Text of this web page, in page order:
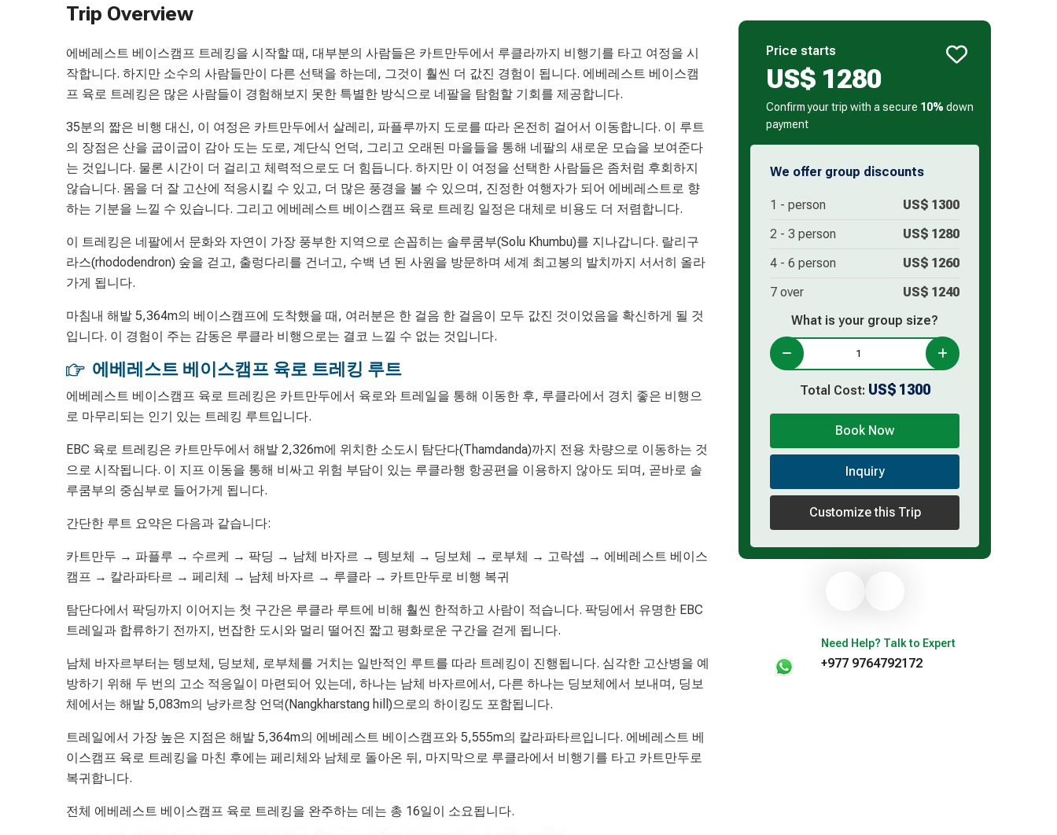
Trip Overview
에베레스트 베이스캠프 트레킹을 시작할 때, 대부분의 사람들은 카트만두에서 루클라까지 비행기를 타고 여정을 시
작합니다. 하지만 소수의 사람들만이 다른 선택을 하는데, 그것이 훨씬 더 값진 경험이 됩니다. 에베레스트 베이스캠
프 육로 트레킹은 많은 사람들이 경험해보지 못한 특별한 방식으로 네팔을 탐험할 기회를 제공합니다.
35분의 짧은 비행 대신, 이 여정은 카트만두에서 살레리, 파플루까지 도로를 따라 온전히 걸어서 이동합니다. 이 루트
의 장점은 산을 굽이굽이 감아 도는 도로, 계단식 언덕, 그리고 오래된 마을들을 통해 네팔의 새로운 모습을 보여준다
는 것입니다. 물론 시간이 더 걸리고 체력적으로도 더 힘듭니다. 하지만 이 여정을 선택한 사람들은 좀처럼 후회하지
않습니다. 몸을 더 잘 고산에 적응시킬 수 있고, 더 많은 풍경을 볼 수 있으며, 진정한 여행자가 되어 에베레스트로 향
하는 기분을 느낄 수 있습니다. 그리고 에베레스트 베이스캠프 육로 트레킹 일정은 대체로 비용도 더 저렴합니다.
이 트레킹은 네팔에서 문화와 자연이 가장 풍부한 지역으로 손꼽히는 솔루쿰부(Solu Khumbu)를 지나갑니다. 랄리구
라스(rhododendron) 숲을 걷고, 출렁다리를 건너고, 수백 년 된 사원을 방문하며 세계 최고봉의 발치까지 서서히 올라
가게 됩니다.
마침내 해발 5,364m의 베이스캠프에 도착했을 때, 여러분은 한 걸음 한 걸음이 모두 값진 것이었음을 확신하게 될 것
입니다. 이 경험이 주는 감동은 루클라 비행으로는 결코 느낄 수 없는 것입니다.
에베레스트 베이스캠프 육로 트레킹 루트
에베레스트 베이스캠프 육로 트레킹은 카트만두에서 육로와 트레일을 통해 이동한 후, 루클라에서 경치 좋은 비행으
로 마무리되는 인기 있는 트레킹 루트입니다.
EBC 육로 트레킹은 카트만두에서 해발 2,326m에 위치한 소도시 탐단다(Thamdanda)까지 전용 차량으로 이동하는 것
으로 시작됩니다. 이 지프 이동을 통해 비싸고 위험 부담이 있는 루클라행 항공편을 이용하지 않아도 되며, 곧바로 솔
루쿰부의 중심부로 들어가게 됩니다.
간단한 루트 요약은 다음과 같습니다:
카트만두 → 파플루 → 수르케 → 팍딩 → 남체 바자르 → 텡보체 → 딩보체 → 로부체 → 고락셉 → 에베레스트 베이스
캠프 → 칼라파타르 → 페리체 → 남체 바자르 → 루클라 → 카트만두로 비행 복귀
탐단다에서 팍딩까지 이어지는 첫 구간은 루클라 루트에 비해 훨씬 한적하고 사람이 적습니다. 팍딩에서 유명한 EBC
트레일과 합류하기 전까지, 번잡한 도시와 멀리 떨어진 짧고 평화로운 구간을 걷게 됩니다.
남체 바자르부터는 텡보체, 딩보체, 로부체를 거치는 일반적인 루트를 따라 트레킹이 진행됩니다. 심각한 고산병을 예
방하기 위해 두 번의 고소 적응일이 마련되어 있는데, 하나는 남체 바자르에서, 다른 하나는 딩보체에서 보내며, 딩보
체에서는 해발 5,083m의 낭카르창 언덕(Nangkharstang hill)으로의 하이킹도 포함됩니다.
트레일에서 가장 높은 지점은 해발 5,364m의 에베레스트 베이스캠프와 5,555m의 칼라파타르입니다. 에베레스트 베
이스캠프 육로 트레킹을 마친 후에는 페리체와 남체로 돌아온 뒤, 마지막으로 루클라에서 비행기를 타고 카트만두로
복귀합니다.
전체 에베레스트 베이스캠프 육로 트레킹을 완주하는 데는 총 16일이 소요됩니다.
Price starts
US$ 1280
Confirm your trip with a secure 10% down
payment
We offer group discounts
1 - person US$ 1300
2 - 3 person US$ 1280
4 - 6 person US$ 1260
7 over
US$ 1240
What is your group size?
Total Cost: US$ 1300
Book Now
Inquiry
Customize this Trip
Need Help? Talk to Expert
+977 9764792172